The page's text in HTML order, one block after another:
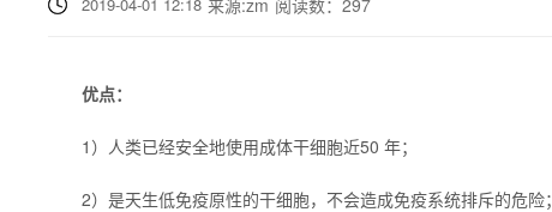
优点：
1）人类已经安全地使用成体干细胞近50 年；
2）是天生低免疫原性的干细胞，不会造成免疫系统排斥的危险；